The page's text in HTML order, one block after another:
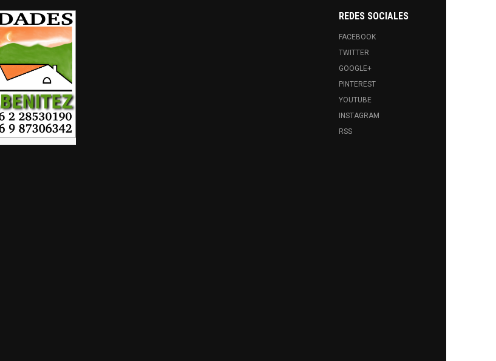
REDES SOCIALES
FACEBOOK
TWITTER
GOOGLE+
PINTEREST
YOUTUBE
INSTAGRAM
RSS